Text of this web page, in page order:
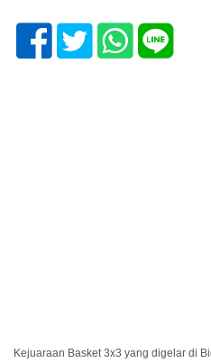
Kejuaraan Basket 3x3 yang digelar di